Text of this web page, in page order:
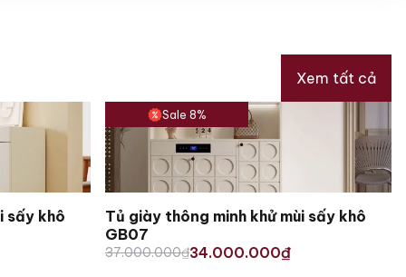
Xem tất cả
sấy khô
Sale 8%
Tủ giày thông minh khử mùi sấy khô
GB07
37.000.000₫
Original
34.000.000₫
Current